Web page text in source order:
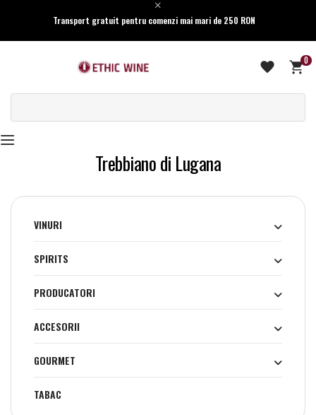
Transport gratuit pentru comenzi mai mari de 250 RON
0
Trebbiano di Lugana
VINURI
SPIRITS
PRODUCATORI
ACCESORII
GOURMET
TABAC